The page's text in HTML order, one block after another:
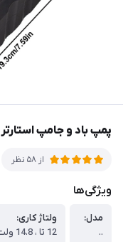
پمپ باد و جامپ استارتر HiMk مدل CM-315
از 58 نظر
ویژگی‌ها
مدل:
..
ولتاژ کاری:
12 تا ، 14.8 ولت